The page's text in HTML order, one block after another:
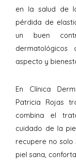
en la salud de
pérdida de
un buen
aspecto y
En Clínica
Patricia Rojas
combina el
cuidado de la
recupere no solo
piel sana,